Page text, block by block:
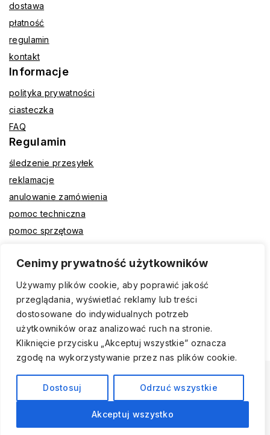
Cenimy prywatność użytkowników
Używamy plików cookie, aby poprawić jakość
przeglądania, wyświetlać reklamy lub treści
dostosowane do indywidualnych potrzeb
użytkowników oraz analizować ruch na stronie.
Kliknięcie przycisku „Akceptuj wszystkie” oznacza
zgodę na wykorzystywanie przez nas plików cookie.
Dostosuj Odrzuć wszystkie
Akceptuj wszystko
dostawa
płatność
regulamin
kontakt
Informacje
polityka prywatności
ciasteczka
FAQ
Regulamin
śledzenie przesyłek
reklamacje
anulowanie zamówienia
pomoc techniczna
pomoc sprzętowa
Płatności
Przelewy24
Przelew na konto
Płatność przy odbiorze
Płatność odroczona
© 2026 AVMAX - Sklep - Wszelkie Prawa Zastrzeżone